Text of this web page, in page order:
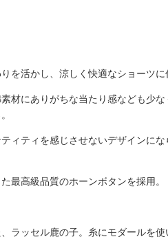
を活かし、涼しく快適なショーツに
素材にありがちな当たり感なども少
ティティを感じさせないデザインに
最高級品質のホーンボタンを採用。
ラッセル鹿の子。糸にモダールを